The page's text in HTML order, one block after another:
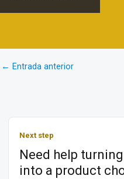
← Entrada anterior
Next step
Need help
into a product